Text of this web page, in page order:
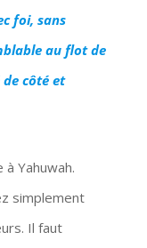
foi, sans
au flot de
côté et
Yahuwah.
simplement
Il faut